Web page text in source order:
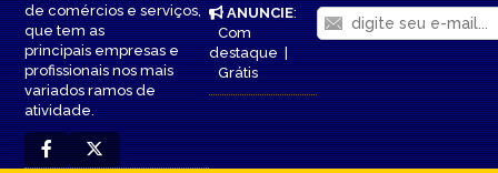
de comércios e serviços,
que tem as
principais empresas e
profissionais nos mais
variados ramos de
atividade.
ANUNCIE:
Com
destaque|
Grátis